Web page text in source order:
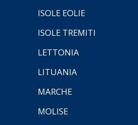
ISOLE EOLIE
ISOLE TREMITI
LETTONIA
LITUANIA
MARCHE
MOLISE